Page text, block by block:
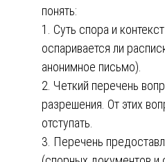
понять:
1. Суть спора и
оспаривается ли
анонимное письмо).
2. Четкий перечень
разрешения. От этих
отступать.
3. Перечень